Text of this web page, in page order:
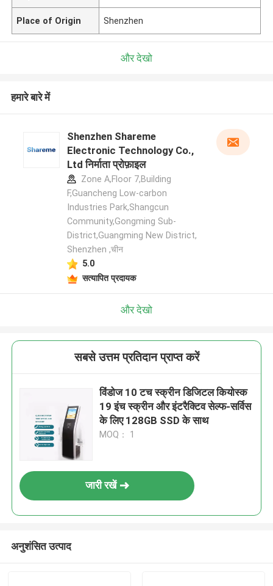
Place of Origin Shenzhen
और देखो
हमारे बारे में
Shenzhen Shareme
Electronic Technology Co.,
Ltd निर्माता प्रोफ़ाइल
Zone A,Floor 7,Building
F,Guancheng Low-carbon
Industries Park,Shangcun
Community,Gongming Sub-
District,Guangming New District,
Shenzhen ,चीन
5.0
सत्यापित प्रदायक
और देखो
सबसे उत्तम प्रतिदान प्राप्त करें
विंडोज 10 टच स्क्रीन डिजिटल कियोस्क
19 इंच स्क्रीन और इंटरैक्टिव सेल्फ-सर्विस
के लिए 128GB SSD के साथ
MOQ： 1
जारी रखें
अनुशंसित उत्पाद